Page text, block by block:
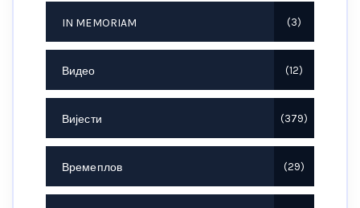
IN MEMORIAM 3
Видео 12
Вијести 379
Времеплов 29